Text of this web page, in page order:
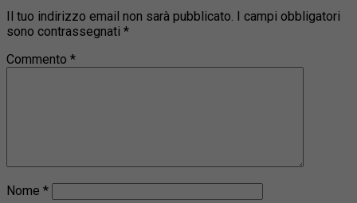
Il tuo indirizzo email non sarà pubblicato. I campi obbligatori
sono contrassegnati *
Commento *
Nome *